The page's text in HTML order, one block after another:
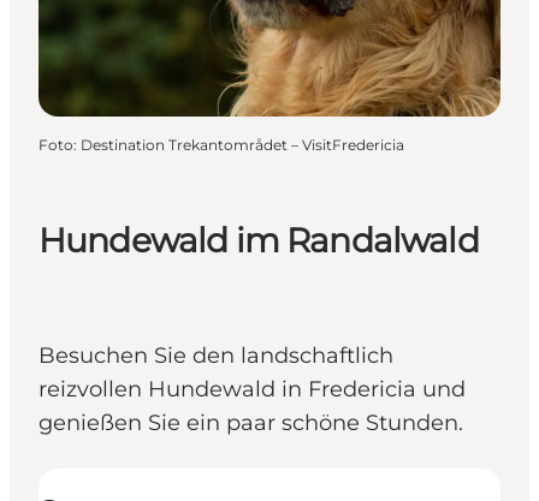
Book Führung
Hundewald im Randalwald
Besuchen Sie den landschaftlich
reizvollen Hundewald in Fredericia und
genießen Sie ein paar schöne Stunden.
Foto: Destination Trekantområdet – VisitFredericia